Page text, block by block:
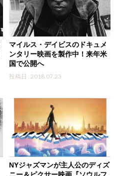
マイルス・デイビスのドキュメ
ンタリー映画を製作中！来年米
国で公開へ
投稿日 : 2018.07.23
NYジャズマンが主人公のディズ
ニー＆ピクサー映画『ソウルフ